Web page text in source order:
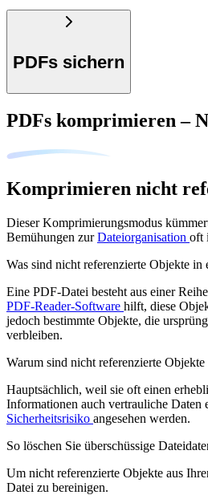
PDFs sichern
PDFs komprimieren –
Komprimieren nicht
Dieser Komprimierungsmodus
Bemühungen zurDateiorganisation oft
Was sind nicht referenzierte Objekte in
Eine PDF-Datei besteht aus einer
PDF-Reader-Software hilft, diese
jedoch bestimmte Objekte, die
verbleiben.
Warum sind nicht referenzierte Objekte
Hauptsächlich, weil sie oft einen
Informationen auch vertrauliche Daten
Sicherheitsrisiko angesehen werden.
So löschen Sie überschüssige
Um nicht referenzierte Objekte aus
Datei zu bereinigen.